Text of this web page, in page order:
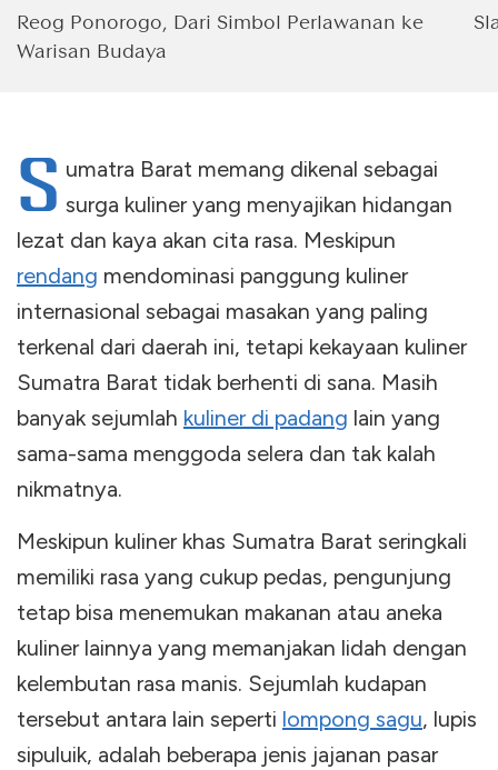
Reog Ponorogo, Dari Simbol Perlawanan ke
Warisan Budaya
S umatra Barat memang dikenal sebagai
surga kuliner yang menyajikan hidangan
lezat dan kaya akan cita rasa. Meskipun
rendang mendominasi panggung kuliner
internasional sebagai masakan yang paling
terkenal dari daerah ini, tetapi kekayaan kuliner
Sumatra Barat tidak berhenti di sana. Masih
banyak sejumlah kuliner di padang lain yang
sama-sama menggoda selera dan tak kalah
nikmatnya.
Meskipun kuliner khas Sumatra Barat seringkali
memiliki rasa yang cukup pedas, pengunjung
tetap bisa menemukan makanan atau aneka
kuliner lainnya yang memanjakan lidah dengan
kelembutan rasa manis. Sejumlah kudapan
tersebut antara lain seperti lompong sagu, lupis
sipuluik, adalah beberapa jenis jajanan pasar